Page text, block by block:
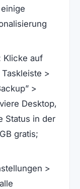
Klicke auf
>
>
Desktop,
Status in der
gratis;
>